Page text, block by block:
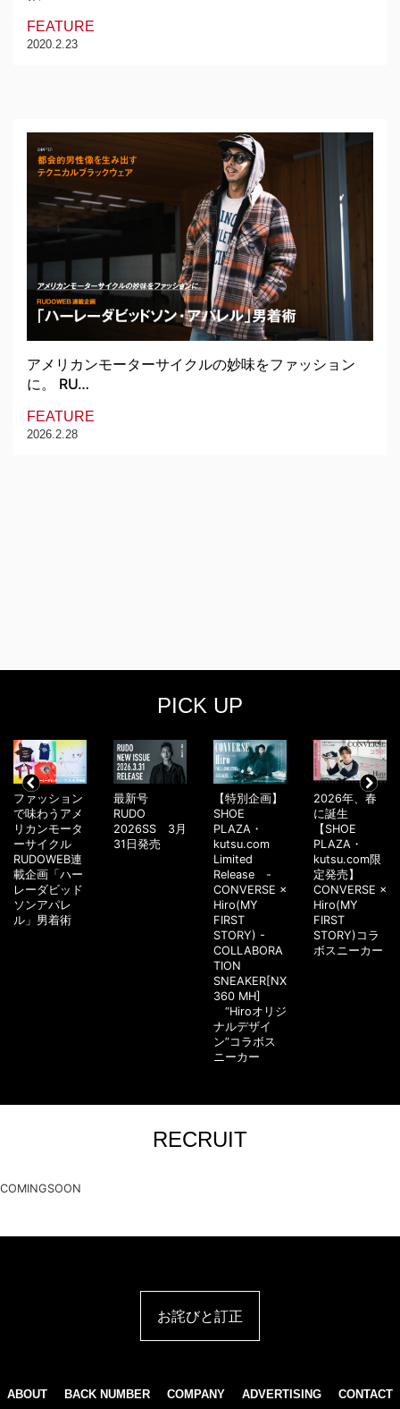
FEATURE
2020.2.23
アメリカンモーターサイクルの妙味をファッション
に。 RU…
FEATURE
2026.2.28
PICK UP
ファッション
で味わうアメ
リカンモータ
ーサイクル
RUDOWEB連
載企画「ハー
レーダビッド
ソンアパレ
ル」男着術
最新号
RUDO
2026SS 3月
31日発売
【特別企画】
SHOE
PLAZA・
kutsu.com
Limited
Release -
CONVERSE ×
Hiro(MY
FIRST
STORY) -
COLLABORA
TION
SNEAKER[NX
360 MH]
“Hiroオリジ
ナルデザイ
ン”コラボス
ニーカー
2026年、春
に誕生
【SHOE
PLAZA・
kutsu.com限
定発売】
CONVERSE ×
Hiro(MY
FIRST
STORY)コラ
ボスニーカー
RECRUIT
COMINGSOON
お詫びと訂正
ABOUT BACK NUMBER COMPANY ADVERTISING
CONTACT